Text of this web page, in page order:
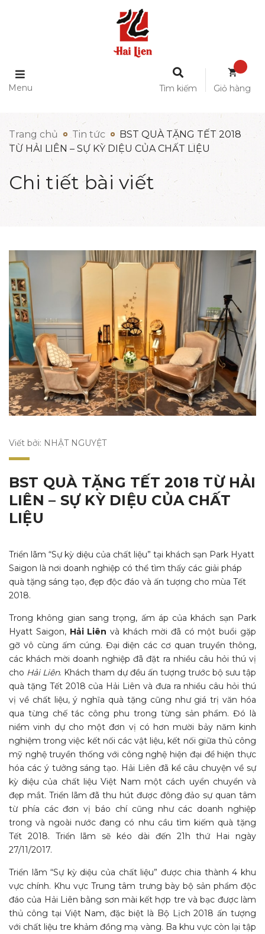
Menu Tìm kiếm Giỏ hàng
Trang chủ Tin tức
BST QUÀ TẶNG TẾT 2018
TỪ HẢI LIÊN – SỰ KỲ DIỆU CỦA CHẤT LIỆU
Chi tiết bài viết
Viết bởi: NHẬT NGUYỆT
BST QUÀ TẶNG TẾT 2018 TỪ HẢI
LIÊN – SỰ KỲ DIỆU CỦA CHẤT
LIỆU
Triển lãm “Sự kỳ diệu của chất liệu” tại khách sạn Park Hyatt
Saigon là nơi doanh nghiệp có thể tìm thấy các giải pháp
quà tặng sáng tạo, đẹp độc đáo và ấn tượng cho mùa Tết
2018.
Trong không gian sang trọng, ấm áp của khách sạn Park
Hyatt Saigon, Hải Liên và khách mời đã có một buổi gặp
gỡ vô cùng ấm cúng. Đại diện các cơ quan truyền thông,
các khách mời doanh nghiệp đã đặt ra nhiều câu hỏi thú vị
cho Hải Liên. Khách tham dự đều ấn tượng trước bộ sưu tập
quà tặng Tết 2018 của Hải Liên và đưa ra nhiều câu hỏi thú
vị về chất liệu, ý nghĩa quà tặng cũng như giá trị văn hóa
qua từng chế tác công phu trong từng sản phẩm. Đó là
niềm vinh dự cho một đơn vị có hơn mười bảy năm kinh
nghiệm trong việc kết nối các vật liệu, kết nối giữa thủ công
mỹ nghệ truyền thống với công nghệ hiện đại để hiện thực
hóa các ý tưởng sáng tạo. Hải Liên đã kể câu chuyện về sự
kỳ diệu của chất liệu Việt Nam một cách uyển chuyển và
đẹp mắt. Triển lãm đã thu hút được đông đảo sự quan tâm
từ phía các đơn vị báo chí cũng như các doanh nghiệp
trong và ngoài nước đang có nhu cầu tìm kiếm quà tặng
Tết 2018. Triển lãm sẽ kéo dài đến 21h thứ Hai ngày
27/11/2017.
Triển lãm “Sự kỳ diệu của chất liệu” được chia thành 4 khu
vực chính. Khu vực Trung tâm trưng bày bộ sản phẩm độc
đáo của Hải Liên bằng sơn mài kết hợp tre và bạc được làm
thủ công tại Việt Nam, đặc biệt là Bộ Lịch 2018 ấn tượng
với chất liệu tre khảm đồng mạ vàng. Ba khu vực còn lại tập